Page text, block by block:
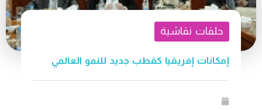
حلقات نقاشية
إمكانات إفريقيا كقطب جديد للنمو العالمي